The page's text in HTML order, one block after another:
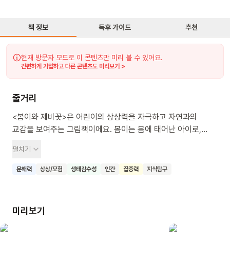
책 정보 독후 가이드 추천
현재 방문자 모드로 이 콘텐츠만 미리 볼 수 있어요.
간편하게 가입하고 다른 콘텐츠도 미리보기 >
줄거리
<봄이와 제비꽃>은 어린이의 상상력을 자극하고 자연과의
교감을 보여주는 그림책이에요. 봄이는 봄에 태어난 아이로,
달빛이 비치자 제비꽃이 움직이며 봄이에게 말을 걸어요. 함께 밤
산책을 나선 봄이는 신기하게도 식물들과 대화를 나눌 수 있게
그려내고 있어요. 곳곳에 숨어있는 글자와 표정들, 작은 동물들을
펼치기
문해력 상상/모험 생태감수성 인간 집중력 지식탐구
미리보기